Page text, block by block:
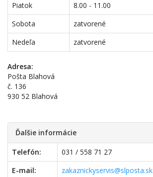
Piatok
8.00 - 11.00
Sobota
zatvorené
Nedeľa
zatvorené
Adresa:
Pošta Blahová
č. 136
930 52 Blahová
Ďalšie informácie
Telefón:
031 / 558 71 27
E-mail:
zakaznickyservis@slposta.sk